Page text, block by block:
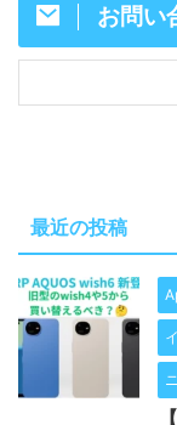
お問い
最近の投稿